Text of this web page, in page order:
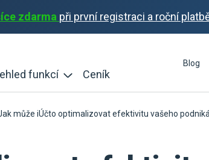
zdarma při první registraci a roční
funkcí Ceník
Blog
může iÚčto optimalizovat efektivitu vašeho